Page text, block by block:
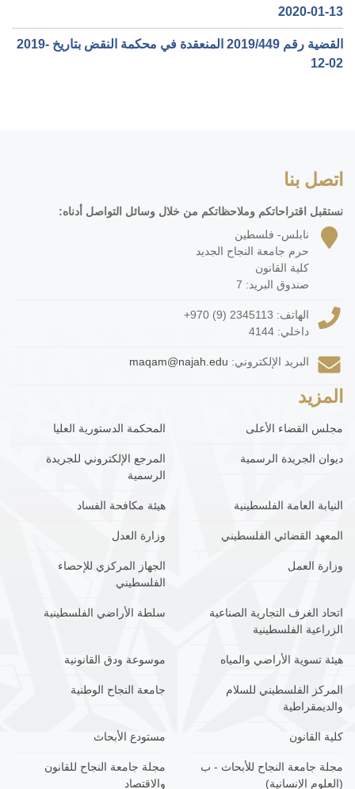
‎2020-01-13‏
القضية رقم ‎449‏/‎2019‏ المنعقدة في محكمة النقض بتاريخ ‎2019-
12-02‏
اتصل بنا
نستقبل اقتراحاتكم وملاحظاتكم من خلال وسائل التواصل أدناه:
نابلس- فلسطين
حرم جامعة النجاح الجديد
كلية القانون
صندوق البريد: 7
الهاتف: +970 (9) 2345113
داخلي: 4144
البريد الإلكتروني: maqam@najah.edu
المزيد
مجلس القضاء الأعلى المحكمة الدستورية العليا
ديوان الجريدة الرسمية
المرجع الإلكتروني للجريدة
الرسمية
النيابة العامة الفلسطينية هيئة مكافحة الفساد
المعهد القضائي الفلسطيني وزارة العدل
وزارة العمل
الجهاز المركزي للإحصاء
الفلسطيني
اتحاد الغرف التجارية الصناعية
الزراعية الفلسطينية
سلطة الأراضي الفلسطينية
هيئة تسوية الأراضي والمياه موسوعة ودق القانونية
المركز الفلسطيني للسلام
والديمقراطية
جامعة النجاح الوطنية
كلية القانون مستودع الأبحاث
مجلة جامعة النجاح للأبحاث - ب
(العلوم الإنسانية)
مجلة جامعة النجاح للقانون
والاقتصاد